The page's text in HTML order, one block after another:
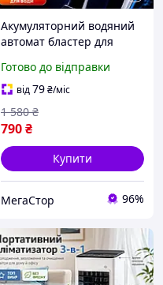
Акумуляторний водяний
автомат бластер для
водний пістолет для гри
із високою потужністю
струменя,для літа,білий
Готово до відправки
від79₴/міс
790₴
1 580 ₴
Купити
МегаСтор 96%